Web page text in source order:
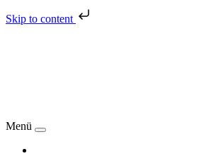
Skip to content
Menü